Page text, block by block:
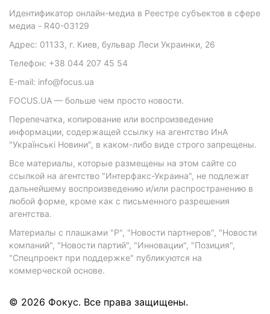
Идентификатор онлайн-медиа в Реестре субъектов в сфере
медиа - R40-03129
Адрес: 01133, г. Киев, бульвар Леси Украинки, 26
Телефон: +38 044 207 45 54
E-mail: info@focus.ua
FOCUS.UA — больше чем просто новости.
Перепечатка, копирование или воспроизведение
информации, содержащей ссылку на агентство ИнА
"Українські Новини", в каком-либо виде строго запрещены.
Все материалы, которые размещены на этом сайте со
ссылкой на агентство "Интерфакс-Украина", не подлежат
дальнейшему воспроизведению и/или распространению в
любой форме, кроме как с письменного разрешения
агентства.
Материалы с плашками "Р", "Новости партнеров", "Новости
компаний", "Новости партий", "Инновации", "Позиция",
"Спецпроект при поддержке" публикуются на
коммерческой основе.
© 2026 Фокус. Все права защищены.